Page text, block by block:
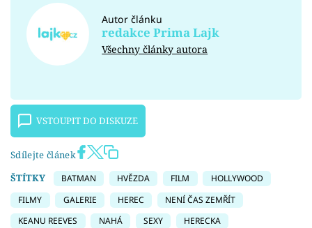
Autor článku
redakce Prima Lajk
Všechny články autora
VSTOUPIT DO DISKUZE
Sdílejte článek
ŠTÍTKY
BATMAN HVĚZDA FILM
HOLLYWOOD
FILMY
GALERIE HEREC
NENÍ ČAS ZEMŘÍT
KEANU REEVES
NAHÁ SEXY
HERECKA